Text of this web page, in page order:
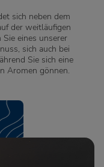
sich neben dem
der weitläufigen
eines unserer
sich auch bei
Sie sich eine
Aromen gönnen.